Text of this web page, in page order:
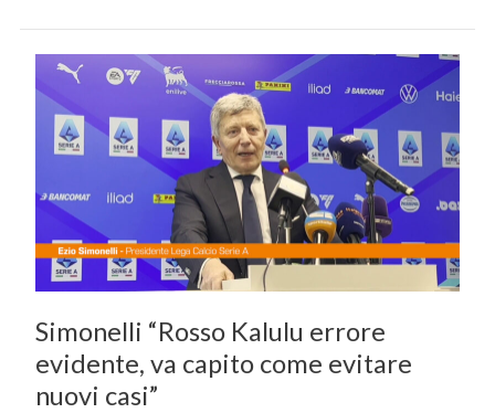
Simonelli “Rosso Kalulu errore
evidente, va capito come evitare
nuovi casi”
Simonelli
“Rosso
Kalulu
errore
va
capito
come
evitare
casi”